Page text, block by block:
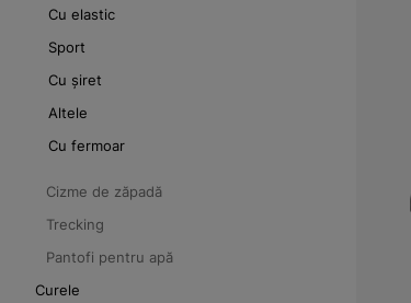
Cu elastic
Sport
Cu șiret
Altele
Cu fermoar
Cizme de zăpadă
Trecking
Pantofi pentru apă
Curele